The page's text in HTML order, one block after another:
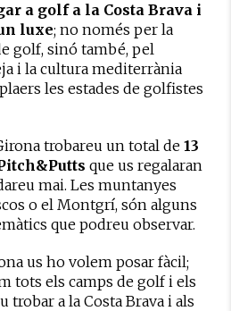
a golf a la Costa Brava i
luxe; no només per la
golf, sinó també, pel
i la cultura mediterrània
les estades de golfistes
trobareu un total de 13
que us regalaran
mai. Les muntanyes
o el Montgrí, són alguns
que podreu observar.
us ho volem posar fàcil;
tots els camps de golf i els
a la Costa Brava i als